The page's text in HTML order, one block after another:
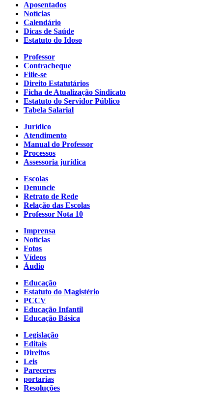
Aposentados
Notícias
Calendário
Dicas de Saúde
Estatuto do Idoso
Professor
Contracheque
Filie-se
Direito Estatutários
Ficha de Atualização Sindicato
Estatuto do Servidor Público
Tabela Salarial
Jurídico
Atendimento
Manual do Professor
Processos
Assessoria jurídica
Escolas
Denuncie
Retrato de Rede
Relação das Escolas
Professor Nota 10
Imprensa
Notícias
Fotos
Vídeos
Áudio
Educação
Estatuto do Magistério
PCCV
Educação Infantil
Educação Básica
Legislação
Editais
Direitos
Leis
Pareceres
portarias
Resoluções